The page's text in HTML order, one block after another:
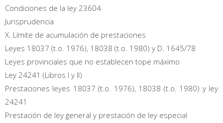
Condiciones de la ley 23604
Jurisprudencia
X. Límite de acumulación de prestaciones
Leyes 18037 (t.o. 1976), 18038 (t.o. 1980) y D. 1645/78
Leyes provinciales que no establecen tope máximo
Ley 24241 (Libros I y II)
Prestaciones leyes 18037 (t.o. 1976), 18038 (t.o. 1980) y ley
24241
Prestación de ley general y prestación de ley especial